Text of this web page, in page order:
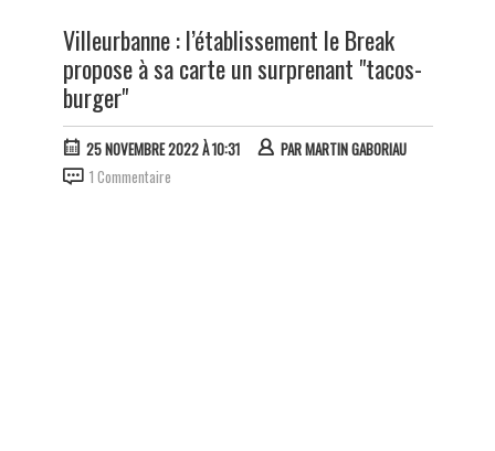
Villeurbanne : l’établissement le Break
propose à sa carte un surprenant "tacos-
burger"
25 NOVEMBRE 2022 À 10:31 PARMARTIN GABORIAU
1 Commentaire